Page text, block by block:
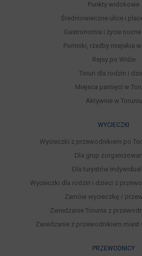
Punkty widokowe
Średniowieczne ulice i
Gastronomia i życie nocne
Pomniki, rzeźby miejskie w
Rejsy po Wiśle
Toruń dla rodzin i
Miejsca pamięci w
Aktywnie w Toruniu
WYCIECZKI
Wycieczki z przewodnikiem po
Dla grup
Dla turystów
Wycieczki dla rodzin i dzieci z
Zamów wycieczkę /
Zwiedzanie Torunia z
Zwiedzanie z przewodnikiem miast
PRZEWODNICY